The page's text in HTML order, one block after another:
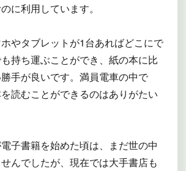
に利用しています。
やタブレットが1台あればどこにで
持ち運ぶことができ、紙の本に比
手が良いです。満員電車の中で
読むことができるのはありがたい
子書籍を始めた頃は、まだ世の中
んでしたが、現在では大手書店も